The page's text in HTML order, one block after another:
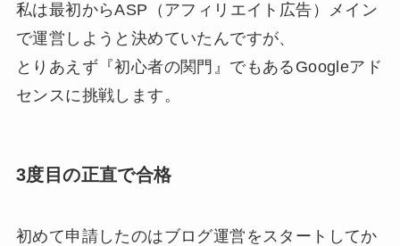
私は最初からASP（アフィリエイト広告）メイン
で運営しようと決めていたんですが、
とりあえず『初心者の関門』でもあるGoogleアド
センスに挑戦します。
3度目の正直で合格
初めて申請したのはブログ運営をスタートしてか